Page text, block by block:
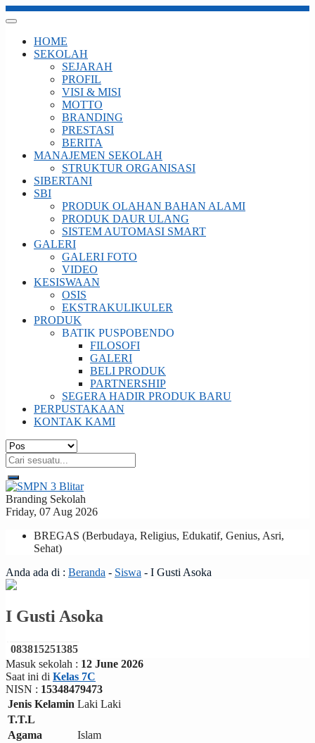
HOME
SEKOLAH
SEJARAH
PROFIL
VISI & MISI
MOTTO
BRANDING
PRESTASI
BERITA
MANAJEMEN SEKOLAH
STRUKTUR ORGANISASI
SIBERTANI
SBI
PRODUK OLAHAN BAHAN ALAMI
PRODUK DAUR ULANG
SISTEM AUTOMASI SMART
GALERI
GALERI FOTO
VIDEO
KESISWAAN
OSIS
EKSTRAKULIKULER
PRODUK
BATIK PUSPOBENDO
FILOSOFI
GALERI
BELI PRODUK
PARTNERSHIP
SEGERA HADIR PRODUK BARU
PERPUSTAKAAN
KONTAK KAMI
Branding Sekolah
Friday, 07 Aug 2026
BREGAS (Berbudaya, Religius, Edukatif, Genius, Asri,
Sehat)
Anda ada di : Beranda - Siswa - I Gusti Asoka
I Gusti Asoka
083815251385
Masuk sekolah : 12 June 2026
Saat ini di Kelas 7C
NISN : 15348479473
Jenis Kelamin Laki Laki
T.T.L
Agama
Islam